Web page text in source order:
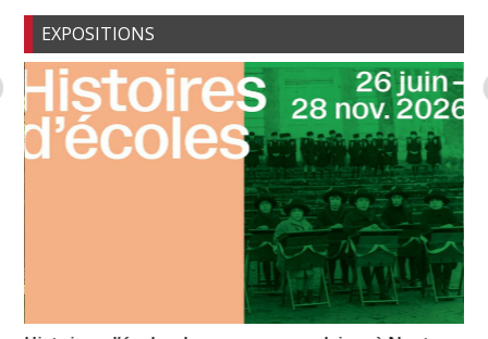
EXPOSITIONS